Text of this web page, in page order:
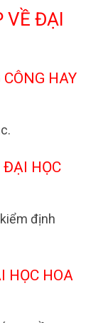
VỀ ĐẠI
HAY
ĐẠI HỌC
định
HỌC HOA